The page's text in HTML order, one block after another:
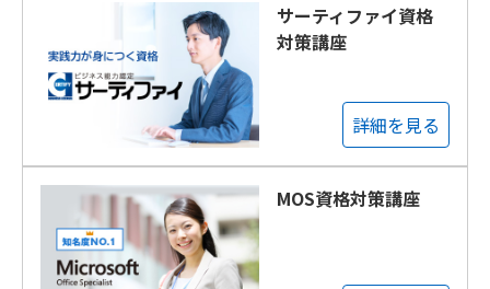
サーティファイ資格
対策講座
詳細を見る
MOS資格対策講座